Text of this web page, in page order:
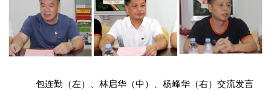
包连勤（左）、林启华（中）、杨峰华（右）交流发言